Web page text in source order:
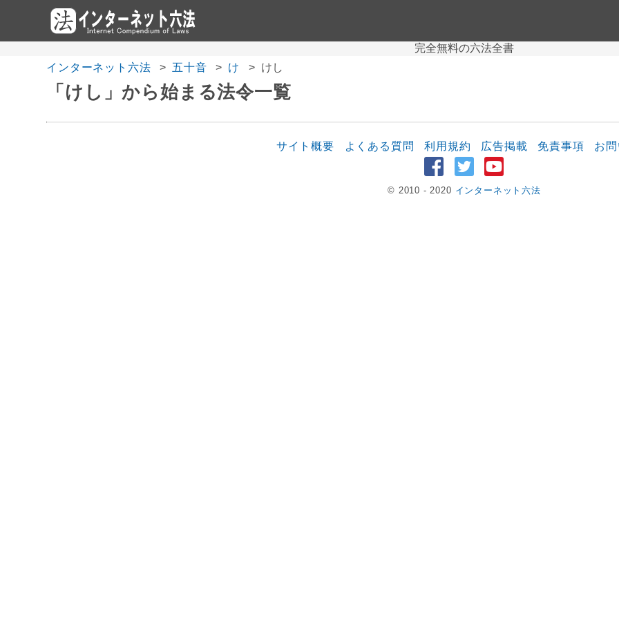
完全無料の六法全書
インターネット六法
五十音 け けし
「けし」から始まる法令一覧
サイト概要 よくある質問 利用規約 広告掲載 免責事項 お
© 2010 - 2020 インターネット六法